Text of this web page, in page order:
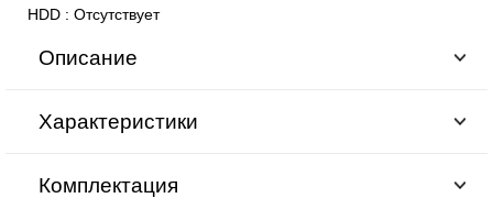
HDD : Отсутствует
Описание
Характеристики
Комплектация